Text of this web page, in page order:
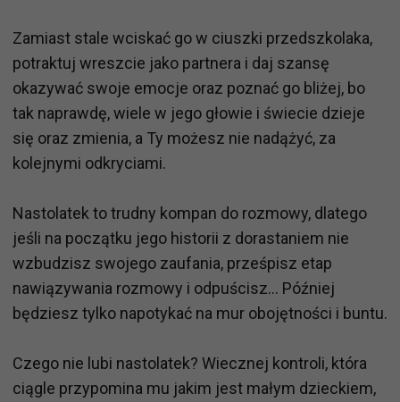
Zamiast stale wciskać go w ciuszki przedszkolaka,
potraktuj wreszcie jako partnera i daj szansę
okazywać swoje emocje oraz poznać go bliżej, bo
tak naprawdę, wiele w jego głowie i świecie dzieje
się oraz zmienia, a Ty możesz nie nadążyć, za
kolejnymi odkryciami.
Nastolatek to trudny kompan do rozmowy, dlatego
jeśli na początku jego historii z dorastaniem nie
wzbudzisz swojego zaufania, prześpisz etap
nawiązywania rozmowy i odpuścisz... Później
będziesz tylko napotykać na mur obojętności i buntu.
Czego nie lubi nastolatek? Wiecznej kontroli, która
ciągle przypomina mu jakim jest małym dzieckiem,